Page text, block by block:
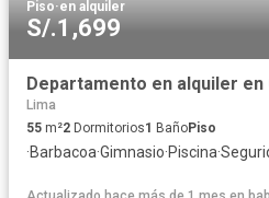
Piso·en alquiler
S/.1,699
Lima
55 m²2 Dormitorios1 BañoPiso
·Barbacoa·Gimnasio·Piscina·